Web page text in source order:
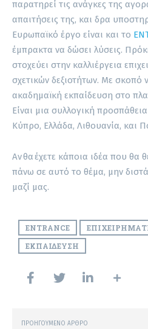
παρατηρεί τις ανάγκες της
απαιτήσεις της, και δρα
Ευρωπαϊκό έργο είναι και το
έμπρακτα να δώσει λύσεις.
στοχεύει στην καλλιέργεια
σχετικών δεξιοτήτων. Με σκοπό
ακαδημαϊκή εκπαίδευση στο
Είναι μια συλλογική
Κύπρο, Ελλάδα, Λιθουανία, και
Αν θα έχετε κάποια ιδέα που θα
πάνω σε αυτό το θέμα, μην
μαζί μας.
ENTRANCE
ΕΚΠΑΊΔΕΥΣΗ
ΠΡΟΗΓΟΎΜΕΝΟ ΆΡΘΡΟ